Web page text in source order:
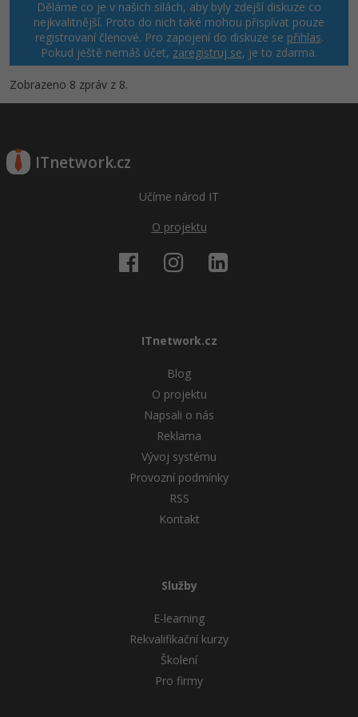
Děláme co je v našich silách, aby byly zdejší diskuze co
nejkvalitnější. Proto do nich také mohou přispívat pouze
registrovaní členové. Pro zapojení do diskuze se přihlas.
Pokud ještě nemáš účet, zaregistruj se, je to zdarma.
Zobrazeno 8 zpráv z 8.
ITnetwork.cz
Učíme národ IT
O projektu
ITnetwork.cz
Blog
O projektu
Napsali o nás
Reklama
Vývoj systému
Provozní podmínky
RSS
Kontakt
Služby
E-learning
Rekvalifikační kurzy
Školení
Pro firmy